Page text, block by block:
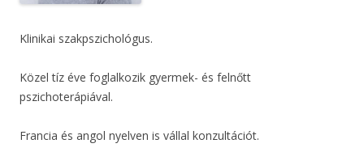
Klinikai szakpszichológus.
Közel tíz éve foglalkozik gyermek- és felnőtt
pszichoterápiával.
Francia és angol nyelven is vállal konzultációt.